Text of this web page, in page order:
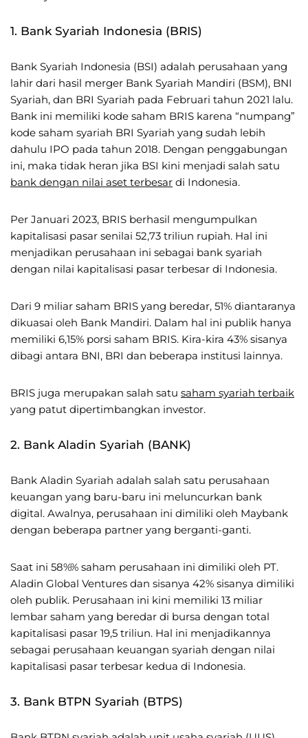
1. Bank Syariah Indonesia (BRIS)
Bank Syariah Indonesia (BSI) adalah perusahaan yang
lahir dari hasil merger Bank Syariah Mandiri (BSM), BNI
Syariah, dan BRI Syariah pada Februari tahun 2021 lalu.
Bank ini memiliki kode saham BRIS karena “numpang”
kode saham syariah BRI Syariah yang sudah lebih
dahulu IPO pada tahun 2018. Dengan penggabungan
ini, maka tidak heran jika BSI kini menjadi salah satu
bank dengan nilai aset terbesar di Indonesia.
Per Januari 2023, BRIS berhasil mengumpulkan
kapitalisasi pasar senilai 52,73 triliun rupiah. Hal ini
menjadikan perusahaan ini sebagai bank syariah
dengan nilai kapitalisasi pasar terbesar di Indonesia.
Dari 9 miliar saham BRIS yang beredar, 51% diantaranya
dikuasai oleh Bank Mandiri. Dalam hal ini publik hanya
memiliki 6,15% porsi saham BRIS. Kira-kira 43% sisanya
dibagi antara BNI, BRI dan beberapa institusi lainnya.
BRIS juga merupakan salah satu saham syariah terbaik
yang patut dipertimbangkan investor.
2. Bank Aladin Syariah (BANK)
Bank Aladin Syariah adalah salah satu perusahaan
keuangan yang baru-baru ini meluncurkan bank
digital. Awalnya, perusahaan ini dimiliki oleh Maybank
dengan beberapa partner yang berganti-ganti.
Saat ini 58%% saham perusahaan ini dimiliki oleh PT.
Aladin Global Ventures dan sisanya 42% sisanya dimiliki
oleh publik. Perusahaan ini kini memiliki 13 miliar
lembar saham yang beredar di bursa dengan total
kapitalisasi pasar 19,5 triliun. Hal ini menjadikannya
sebagai perusahaan keuangan syariah dengan nilai
kapitalisasi pasar terbesar kedua di Indonesia.
3. Bank BTPN Syariah (BTPS)